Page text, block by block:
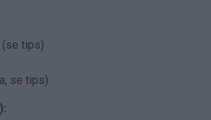
(se tips)
se tips)